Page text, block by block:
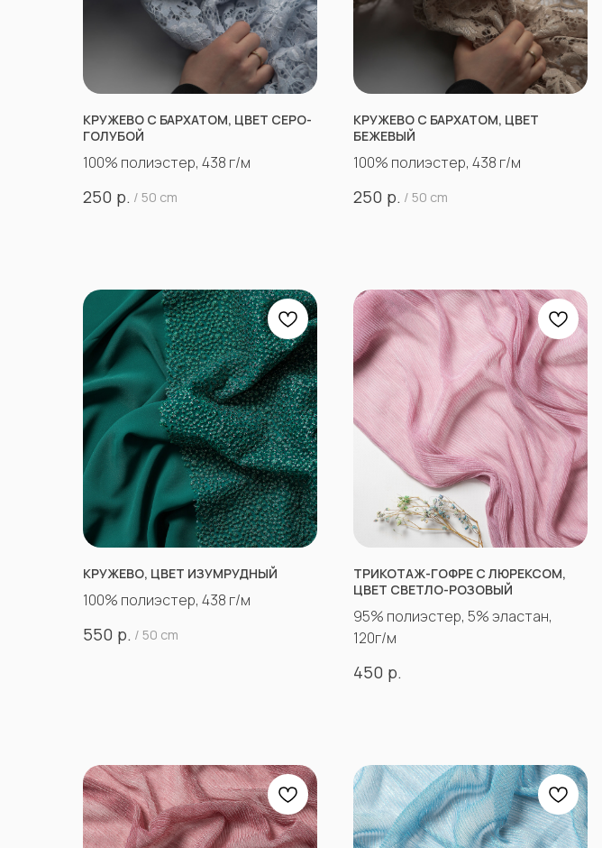
КРУЖЕВО С БАРХАТОМ, ЦВЕТ СЕРО-
ГОЛУБОЙ
100% полиэстер, 438 г/м
250 р. / 50 cm
КРУЖЕВО С БАРХАТОМ, ЦВЕТ
БЕЖЕВЫЙ
100% полиэстер, 438 г/м
250 р. / 50 cm
КРУЖЕВО, ЦВЕТ ИЗУМРУДНЫЙ
100% полиэстер, 438 г/м
550 р. / 50 cm
ТРИКОТАЖ-ГОФРЕ С ЛЮРЕКСОМ,
ЦВЕТ СВЕТЛО-РОЗОВЫЙ
95% полиэстер, 5% эластан,
120г/м
450 р.